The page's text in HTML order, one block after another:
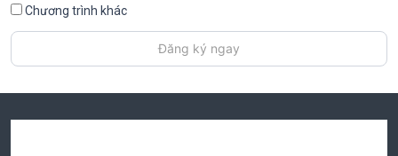
Chương trình khác